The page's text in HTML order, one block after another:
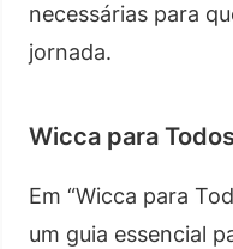
necessárias para
jornada.
Wicca para
Em “Wicca para
um guia essencial